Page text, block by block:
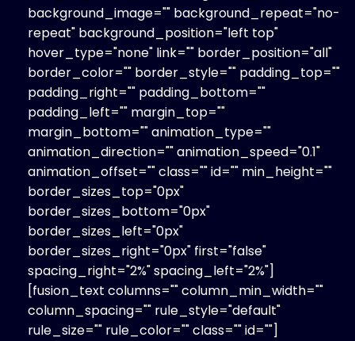
background_image="" background_repeat="no-
repeat" background_position="left top"
hover_type="none" link="" border_position="all"
border_color="" border_style="" padding_top=""
padding_right="" padding_bottom=""
padding_left="" margin_top=""
margin_bottom="" animation_type=""
animation_direction="" animation_speed="0.1"
animation_offset="" class="" id="" min_height=""
border_sizes_top="0px"
border_sizes_bottom="0px"
border_sizes_left="0px"
border_sizes_right="0px" first="false"
spacing_right="2%" spacing_left="2%"]
[fusion_text columns="" column_min_width=""
column_spacing="" rule_style="default"
rule_size="" rule_color="" class="" id=""]